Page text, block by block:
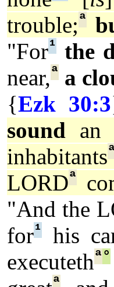
trouble;ª
"For¹ the
near,ª a
{Ezk 30:3
sound an
inhabitantsª
LORDª
"And the
for¹ his
executethª°
ª